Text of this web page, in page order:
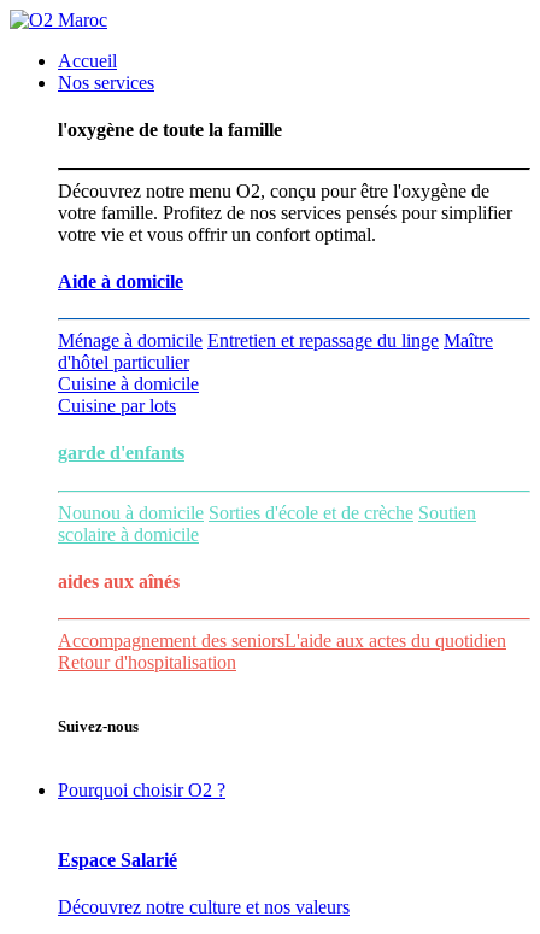
Accueil
Nos services
l'oxygène de toute la famille
Découvrez notre menu O2, conçu pour être l'oxygène de
votre famille. Profitez de nos services pensés pour simplifier
votre vie et vous offrir un confort optimal.
Aide à domicile
Ménage à domicile Entretien et repassage du linge Maître
d'hôtel particulier
Cuisine à domicile
Cuisine par lots
garde d'enfants
Nounou à domicile Sorties d'école et de crèche Soutien
scolaire à domicile
aides aux aînés
Accompagnement des seniorsL'aide aux actes du quotidien
Retour d'hospitalisation
Suivez-nous
Pourquoi choisir O2 ?
Espace Salarié
Découvrez notre culture et nos valeurs